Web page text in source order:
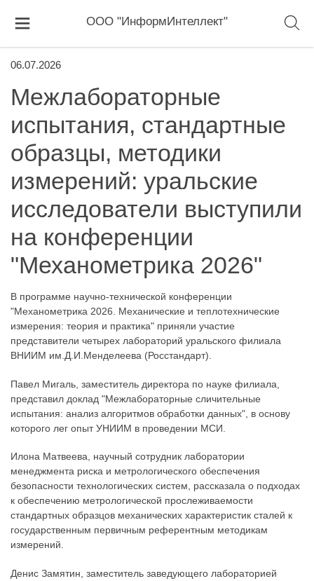
ООО "ИнформИнтеллект"
06.07.2026
Межлабораторные
испытания, стандартные
образцы, методики
измерений: уральские
исследователи выступили
на конференции
"Механометрика 2026"
В программе научно-технической конференции
"Механометрика 2026. Механические и теплотехнические
измерения: теория и практика" приняли участие
представители четырех лабораторий уральского филиала
ВНИИМ им.Д.И.Менделеева (Росстандарт).
Павел Мигаль, заместитель директора по науке филиала,
представил доклад "Межлабораторные сличительные
испытания: анализ алгоритмов обработки данных", в основу
которого лег опыт УНИИМ в проведении МСИ.
Илона Матвеева, научный сотрудник лаборатории
менеджмента риска и метрологического обеспечения
безопасности технологических систем, рассказала о подходах
к обеспечению метрологической прослеживаемости
стандартных образцов механических характеристик сталей к
государственным первичным референтным методикам
измерений.
Денис Замятин, заместитель заведующего лабораторией